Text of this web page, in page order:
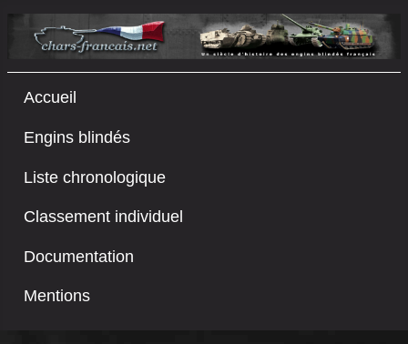
Accueil
Engins blindés
Liste chronologique
Classement individuel
Documentation
Mentions